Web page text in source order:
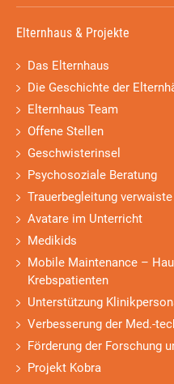
Elternhaus & Projekte
Das Elternhaus
Die Geschichte der
Elternhaus Team
Offene Stellen
Geschwisterinsel
Psychosoziale Beratung
Trauerbegleitung
Avatare im Unterricht
Medikids
Mobile Maintenance –
Krebspatienten
Unterstützung
Verbesserung der Med.-
Förderung der Forschung
Projekt Kobra